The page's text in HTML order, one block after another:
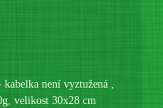
není vyztužená ,
velikost 30x28 cm